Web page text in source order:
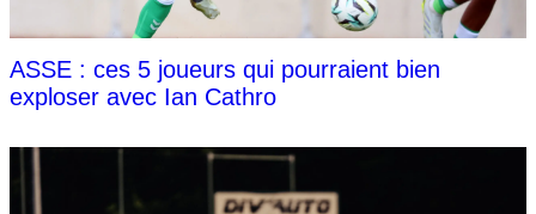
ASSE : ces 5 joueurs qui pourraient bien
exploser avec Ian Cathro